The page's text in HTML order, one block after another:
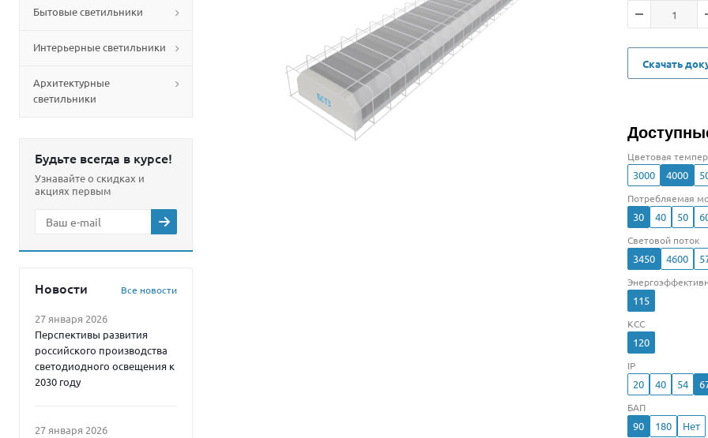
Бытовые светильники
Интерьерные светильники
Архитектурные
светильники
Будьте всегда в курсе!
Узнавайте о скидках и
акциях первым
Новости Все новости
27 января 2026
Перспективы развития
российского производства
светодиодного освещения к
2030 году
27 января 2026
Скачать
Цветовая
3000 4000
Потребляемая
30 40 50
Световой поток
3450 4600
115
КСС
120
IP
20 40 54
БАП
90 180 Нет